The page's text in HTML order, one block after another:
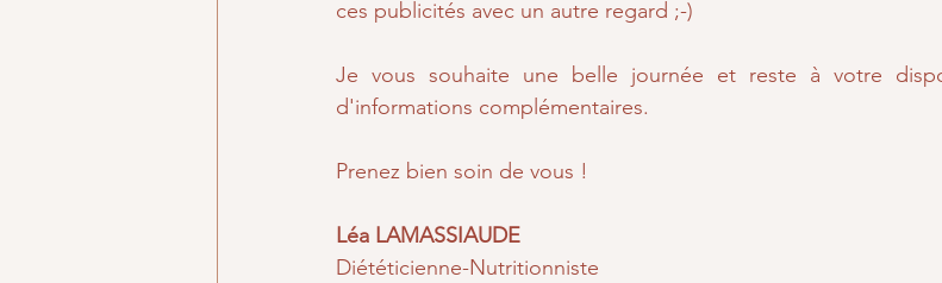
ces publicités avec un autre regard ;-)
Je vous souhaite une belle journée et reste à votre
d'informations complémentaires.
Prenez bien soin de vous !
Léa LAMASSIAUDE
Diététicienne-Nutritionniste